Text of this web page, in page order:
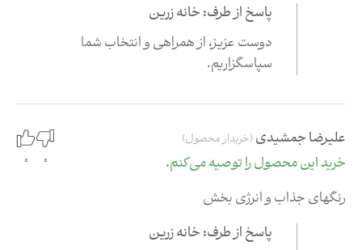
پاسخ از طرف: خانه زرین
دوست عزیز،‌ از همراهی و انتخاب شما
سپاسگزاریم.
علیرضا جمشیدی(خریدار محصول)
خرید این محصول را توصیه می‌کنم. 0
0
رنگهای جذاب و انرژی بخش
پاسخ از طرف: خانه زرین